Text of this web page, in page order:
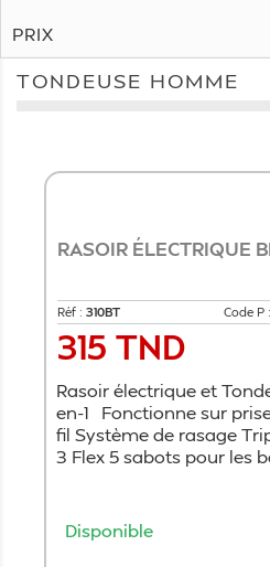
PRIX
TONDEUSE HOMME
RASOIR ÉLECTRIQUE
Réf : 310BT Code P :
Prix
315 TND
Rasoir électrique et
en-1 Fonctionne sur
fil Système de rasage
3 Flex 5 sabots pour les
Disponible